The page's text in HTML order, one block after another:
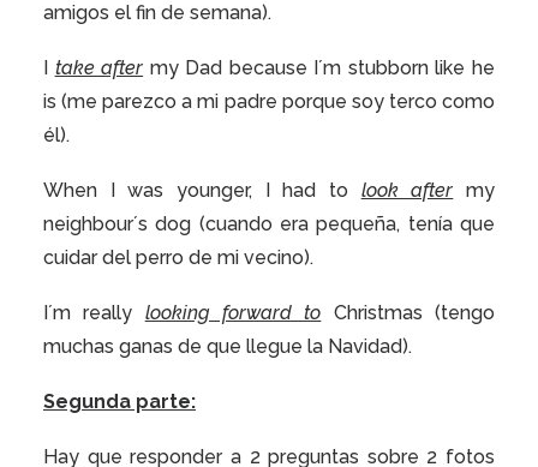
amigos el fin de semana).
I take after my Dad because I´m stubborn like he
is (me parezco a mi padre porque soy terco como
él).
When I was younger, I had to look after my
neighbour´s dog (cuando era pequeña, tenía que
cuidar del perro de mi vecino).
I´m really looking forward to Christmas (tengo
muchas ganas de que llegue la Navidad).
Segunda parte:
Hay que responder a 2 preguntas sobre 2 fotos